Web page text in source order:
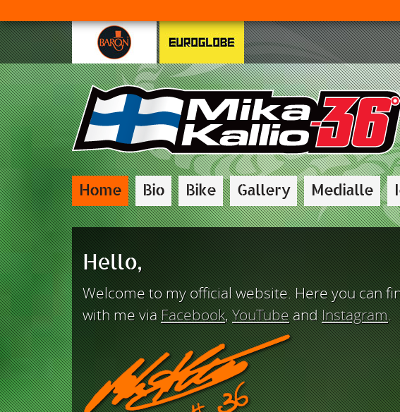
Home Bio Bike Gallery Medialle
Hello,
Welcome to my official website. Here you can
with me viaFacebook,YouTubeandInstagram.